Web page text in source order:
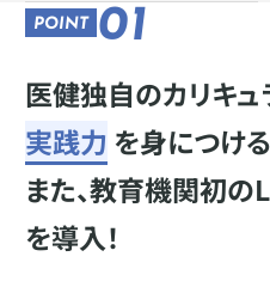
POINT 01
医健独自のカリキュ
実践力 を身につける
また、教育機関初
を導入！